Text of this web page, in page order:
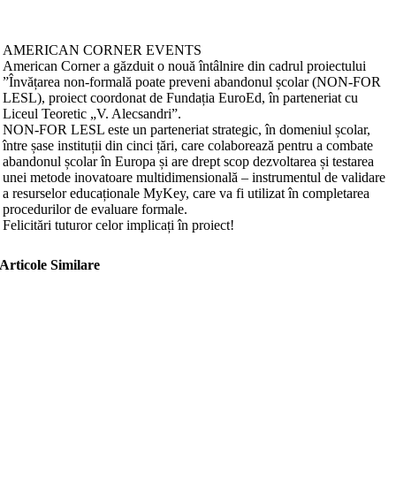
AMERICAN CORNER EVENTS
American Corner a găzduit o nouă întâlnire din cadrul proiectului
”Învățarea non-formală poate preveni abandonul școlar (NON-FOR
LESL), proiect coordonat de Fundația EuroEd, în parteneriat cu
Liceul Teoretic „V. Alecsandri”.
NON-FOR LESL este un parteneriat strategic, în domeniul școlar,
între șase instituții din cinci țări, care colaborează pentru a combate
abandonul școlar în Europa și are drept scop dezvoltarea și testarea
unei metode inovatoare multidimensională – instrumentul de validare
a resurselor educaționale MyKey, care va fi utilizat în completarea
procedurilor de evaluare formale.
Felicitări tuturor celor implicați în proiect!
Articole Similare